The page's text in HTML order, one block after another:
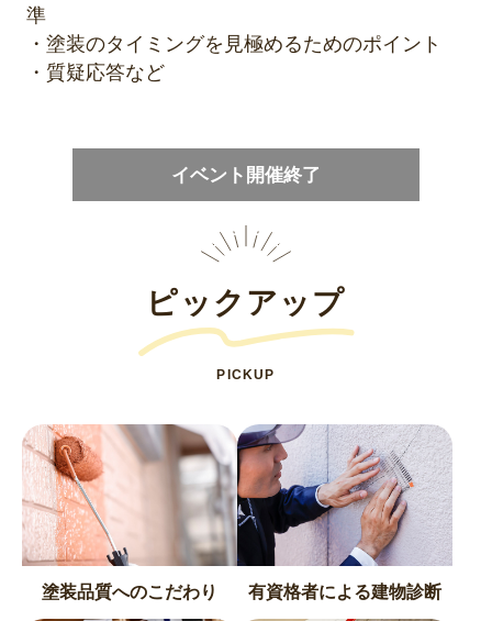
準
・塗装のタイミングを見極めるためのポイント
・質疑応答など
イベント開催終了
ピックアップ
PICKUP
塗装品質へのこだわり 有資格者による建物診断